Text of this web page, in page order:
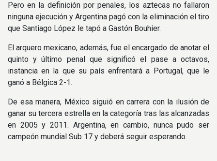
Pero en la definición por penales, los aztecas no fallaron
ninguna ejecución y Argentina pagó con la eliminación el tiro
que Santiago López le tapó a Gastón Bouhier.
El arquero mexicano, además, fue el encargado de anotar el
quinto y último penal que significó el pase a octavos,
instancia en la que su país enfrentará a Portugal, que le
ganó a Bélgica 2-1.
De esa manera, México siguió en carrera con la ilusión de
ganar su tercera estrella en la categoría tras las alcanzadas
en 2005 y 2011. Argentina, en cambio, nunca pudo ser
campeón mundial Sub 17 y deberá seguir esperando.